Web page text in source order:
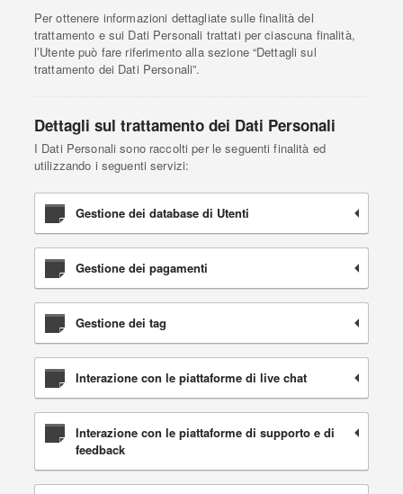
Per ottenere informazioni dettagliate sulle finalità del
trattamento e sui Dati Personali trattati per ciascuna finalità,
l’Utente può fare riferimento alla sezione “Dettagli sul
trattamento dei Dati Personali”.
Dettagli sul trattamento dei Dati Personali
I Dati Personali sono raccolti per le seguenti finalità ed
utilizzando i seguenti servizi:
Gestione dei database di Utenti
Gestione dei pagamenti
Gestione dei tag
Interazione con le piattaforme di live chat
Interazione con le piattaforme di supporto e di
feedback